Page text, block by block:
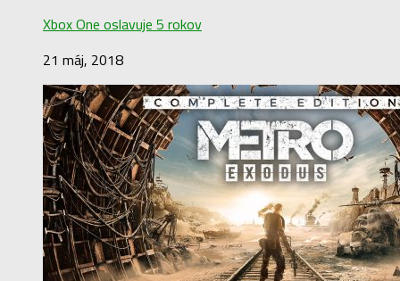
Xbox One oslavuje 5 rokov
21 máj, 2018